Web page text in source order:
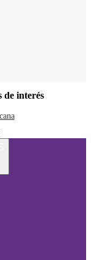
de interés